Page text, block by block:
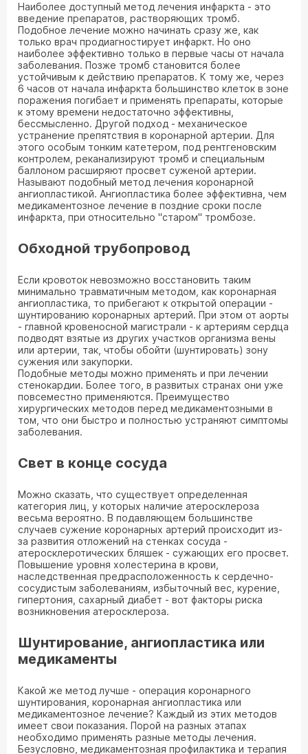
Наиболее доступный метод лечения инфаркта - это
введение препаратов, растворяющих тромб.
Подобное лечение можно начинать сразу же, как
только врач продиагностирует инфаркт. Но оно
наиболее эффективно только в первые часы от начала
заболевания. Позже тромб становится более
устойчивым к действию препаратов. К тому же, через
6 часов от начала инфаркта большинство клеток в зоне
поражения погибает и применять препараты, которые
к этому времени недостаточно эффективны,
бессмысленно. Другой подход - механическое
устранение препятствия в коронарной артерии. Для
этого особым тонким катетером, под рентгеновским
контролем, реканализируют тромб и специальным
баллоном расширяют просвет суженой артерии.
Называют подобный метод лечения коронарной
ангиопластикой. Ангиопластика более эффективна, чем
медикаментозное лечение в поздние сроки после
инфаркта, при относительно "старом" тромбозе.
Обходной трубопровод
Если кровоток невозможно восстановить таким
минимально травматичным методом, как коронарная
ангиопластика, то прибегают к открытой операции -
шунтированию коронарных артерий. При этом от аорты
- главной кровеносной магистрали - к артериям сердца
подводят взятые из других участков организма вены
или артерии, так, чтобы обойти (шунтировать) зону
сужения или закупорки.
Подобные методы можно применять и при лечении
стенокардии. Более того, в развитых странах они уже
повсеместно применяются. Преимущество
хирургических методов перед медикаментозными в
том, что они быстро и полностью устраняют симптомы
заболевания.
Свет в конце сосуда
Можно сказать, что существует определенная
категория лиц, у которых наличие атеросклероза
весьма вероятно. В подавляющем большинстве
случаев сужение коронарных артерий происходит из-
за развития отложений на стенках сосуда -
атеросклеротических бляшек - сужающих его просвет.
Повышение уровня холестерина в крови,
наследственная предрасположенность к сердечно-
сосудистым заболеваниям, избыточный вес, курение,
гипертония, сахарный диабет - вот факторы риска
возникновения атеросклероза.
Шунтирование, ангиопластика или
медикаменты
Какой же метод лучше - операция коронарного
шунтирования, коронарная ангиопластика или
медикаментозное лечение? Каждый из этих методов
имеет свои показания. Порой на разных этапах
необходимо применять разные методы лечения.
Безусловно, медикаментозная профилактика и терапия